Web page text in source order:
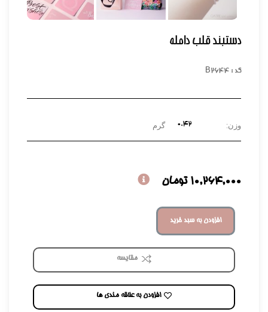
دستبند قلب دامله
کد : B2644
وزن: 0.42 گرم
10,264,000 تومان
افزودن به سبد خرید
مقایسه
افزودن به علاقه مندی ها